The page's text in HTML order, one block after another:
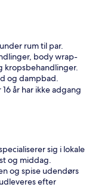
rum til par.
body wrap-
kropsbehandlinger.
og dampbad.
år har ikke adgang
sig i lokale
og middag.
og spise udendørs
efter